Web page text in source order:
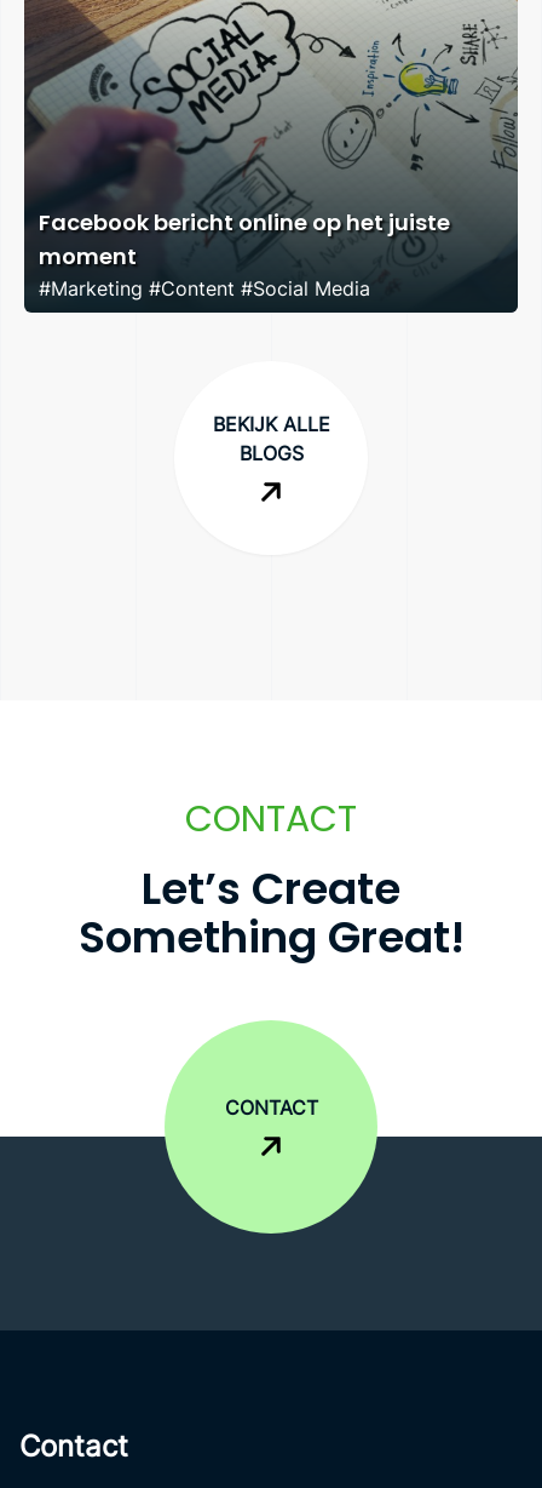
Facebook bericht online op het juiste
moment
#Marketing #Content #Social Media
BEKIJK ALLE
BLOGS
CONTACT
Let’s Create
Something Great!
CONTACT
Contact